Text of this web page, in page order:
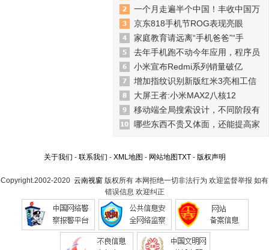
一个月走遍半个中国！丰收中国万
京东818手机节ROG表现亮眼
家庭教育请远离“手机爸爸”“手
去年手机跑不动今年应用，程序员
小米宣布Redmi系列销量破亿
增加指纹识别新版红米3亮相工信
大屏王者:小米MAX2八核12
移动端全局搜索设计，不同阶段有
哪些东西不贵又体面，还能提高家
关于我们 - 联系我们 - XML地图 - 网站地图TXT- 版权声明
Copyright.2002-2020 云南视窗 版权所有 本网拒绝一切非法行为 欢迎监督举报 如有
错误信息 欢迎纠正